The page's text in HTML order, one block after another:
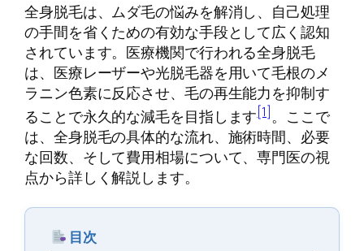
全身脱毛は、ムダ毛の悩みを解消し、自己処理
の手間を省くための有効な手段として広く認知
されています。医療機関で行われる全身脱毛
は、医療レーザーや光脱毛器を用いて毛根のメ
ラニン色素に反応させ、毛の再生能力を抑制す
ることで永久的な減毛を目指します[1]。ここで
は、全身脱毛の具体的な流れ、施術時間、必要
な回数、そして費用相場について、専門医の視
点から詳しく解説します。
目次